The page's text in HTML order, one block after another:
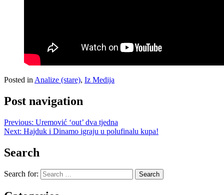
Posted in Analize (stare), Iz Medija
Post navigation
Previous: Uremović ‘out’ dva tjedna
Next: Hajduk i Dinamo igraju u polufinalu kupa!
Search
Search for: